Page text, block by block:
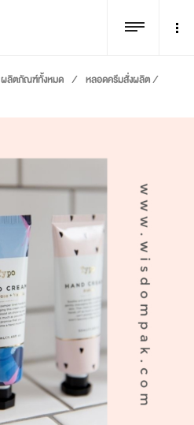
ผลิตภัณฑ์ทั้งหมด /
หลอดครีมสั่งผลิต /